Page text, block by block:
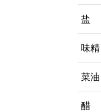
盐
味精
菜油
醋